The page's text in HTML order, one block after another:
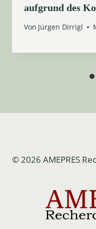
aufgrund des
Von Jürgen Dirrigl
© 2026 AMEPRES